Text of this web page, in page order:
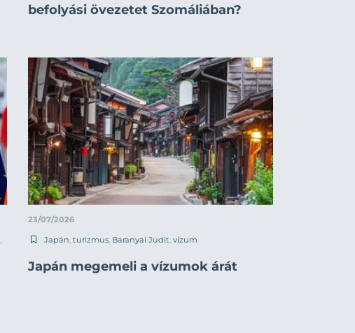
befolyási övezetet Szomáliában?
23/07/2026
Japán turizmus Baranyai Judit vízum
Japán megemeli a vízumok árát